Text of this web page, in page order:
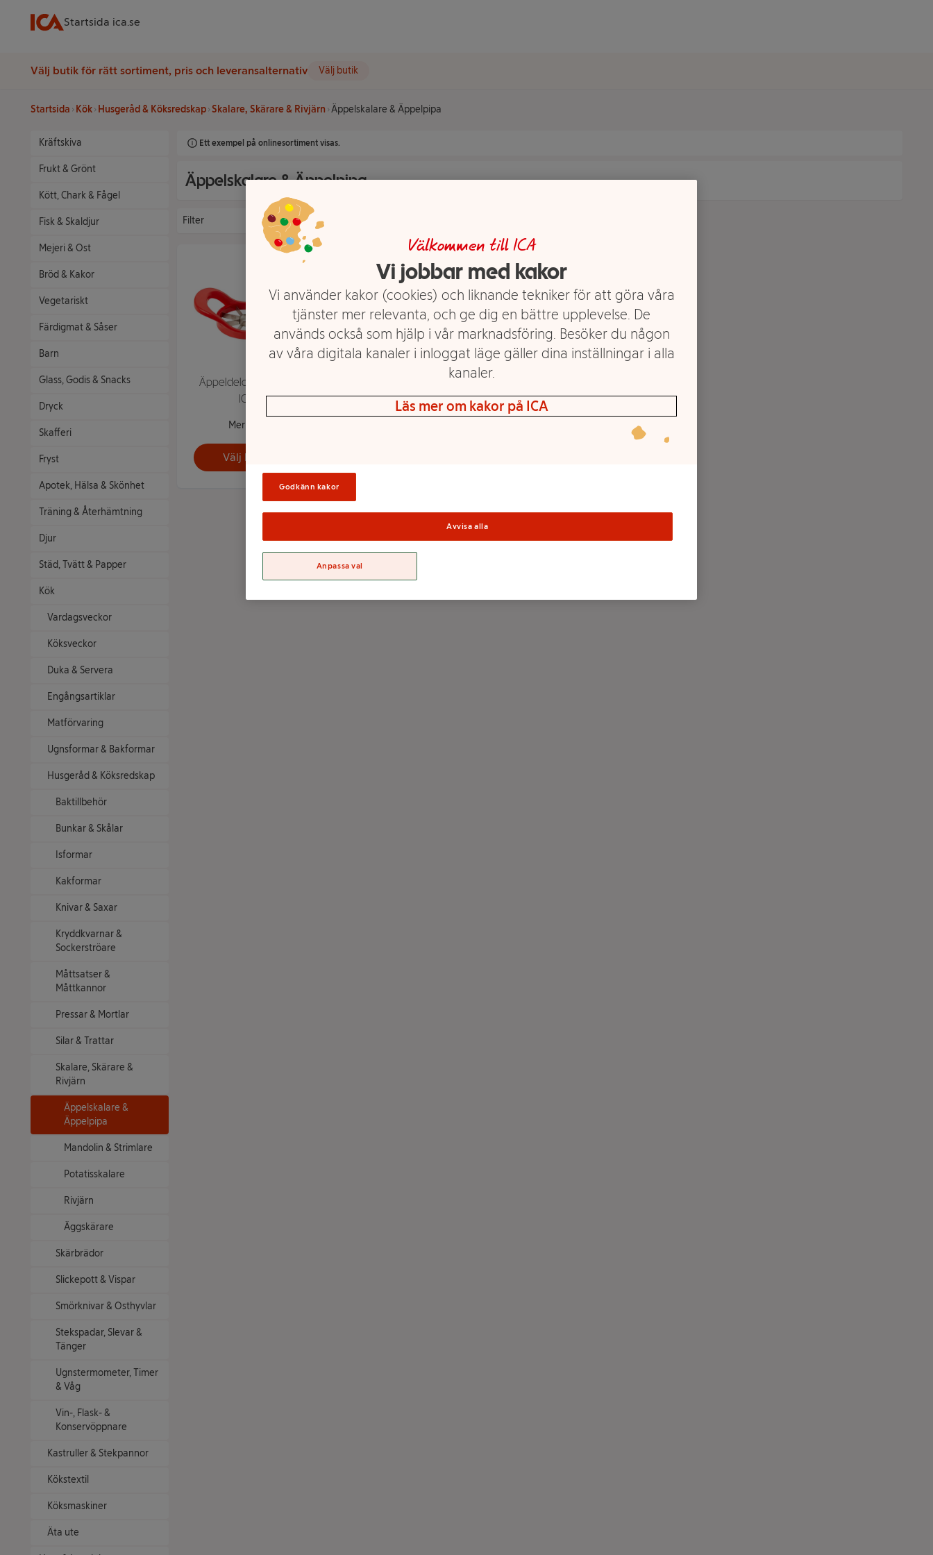
Startsida ica.se
Välj butik för rätt sortiment, pris och leveransalternativ Välj butik
Startsida Kök Husgeråd & Köksredskap Skalare, Skärare & Rivjärn Äppelskalare & Äppelpipa
Kräftskiva
Frukt & Grönt
Kött, Chark & Fågel
Fisk & Skaldjur
Mejeri & Ost
Bröd & Kakor
Vegetariskt
Färdigmat & Såser
Barn
Glass, Godis & Snacks
Dryck
Skafferi
Fryst
Apotek, Hälsa & Skönhet
Träning & Återhämtning
Djur
Städ, Tvätt & Papper
Kök
Vardagsveckor
Köksveckor
Duka & Servera
Engångsartiklar
Matförvaring
Ugnsformar & Bakformar
Husgeråd & Köksredskap
Baktillbehör
Bunkar & Skålar
Isformar
Kakformar
Knivar & Saxar
Kryddkvarnar &
Sockerströare
Måttsatser &
Måttkannor
Pressar & Mortlar
Silar & Trattar
Skalare, Skärare &
Rivjärn
Äppelskalare &
Äppelpipa
Mandolin & Strimlare
Potatisskalare
Rivjärn
Äggskärare
Skärbrädor
Slickepott & Vispar
Smörknivar & Osthyvlar
Stekspadar, Slevar &
Tänger
Ugnstermometer, Timer
& Våg
Vin-, Flask- &
Konservöppnare
Kastruller & Stekpannor
Kökstextil
Köksmaskiner
Äta ute
Ett exempel på onlinesortiment visas.
Äppelskalare & Äppelpipa
Filter
Äppeldelare Röd 1-p
ICA
Mer info
Välj butik
20,5cm ICA
Välkommen till ICA
Vi jobbar med kakor
Vi använder kakor (cookies) och liknande tekniker för att göra våra
tjänster mer relevanta, och ge dig en bättre upplevelse. De
används också som hjälp i vår marknadsföring. Besöker du någon
av våra digitala kanaler i inloggat läge gäller dina inställningar i alla
kanaler.
Läs mer om kakor på ICA
Godkänn kakor
Avvisa alla
Anpassa val